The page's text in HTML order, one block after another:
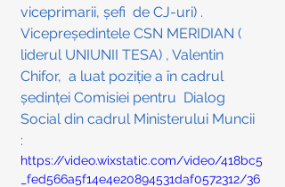
viceprimarii, șefi  de CJ-uri) .
Vicepreședintele CSN MERIDIAN (
liderul UNIUNII TESA) , Valentin
Chifor,  a luat poziție a în cadrul
ședinței Comisiei pentru  Dialog
Social din cadrul Ministerului Muncii
:
https://video.wixstatic.com/video/418bc5
_fed566a5f14e4e20894531daf0572312/36